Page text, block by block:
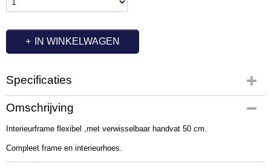
IN WINKELWAGEN
Specificaties
Productcode
EX1632
Afmetingen (l,b,h)
Omschrijving
Interieurframe flexibel ,met verwisselbaar handvat 50 cm.
Compleet frame en interieurhoes.